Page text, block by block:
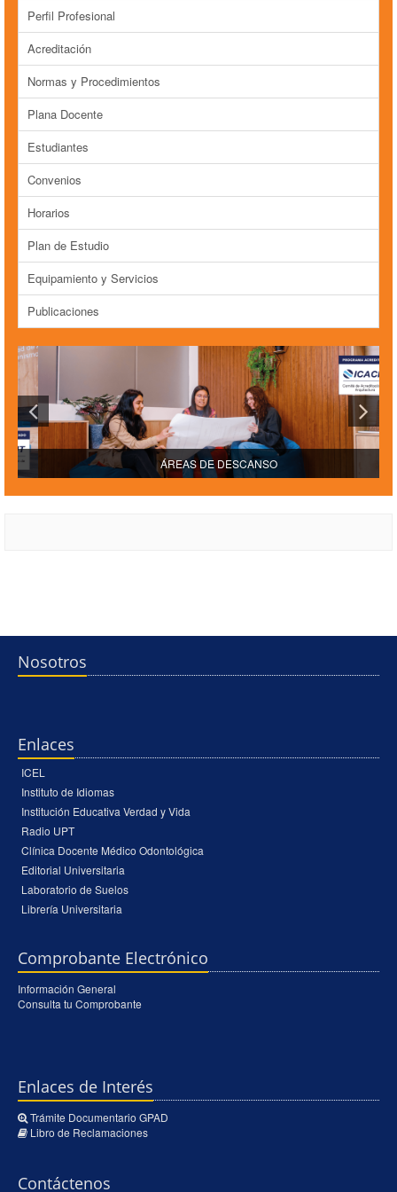
Perfil Profesional
Acreditación
Normas y Procedimientos
Plana Docente
Estudiantes
Convenios
Horarios
Plan de Estudio
Equipamiento y Servicios
Publicaciones
ÁREAS DE DESCANSO
Nosotros
Enlaces
ICEL
Instituto de Idiomas
Institución Educativa Verdad y Vida
Radio UPT
Clínica Docente Médico Odontológica
Editorial Universitaria
Laboratorio de Suelos
Librería Universitaria
Comprobante Electrónico
Información General
Consulta tu Comprobante
Enlaces de Interés
Trámite Documentario GPAD
Libro de Reclamaciones
Contáctenos